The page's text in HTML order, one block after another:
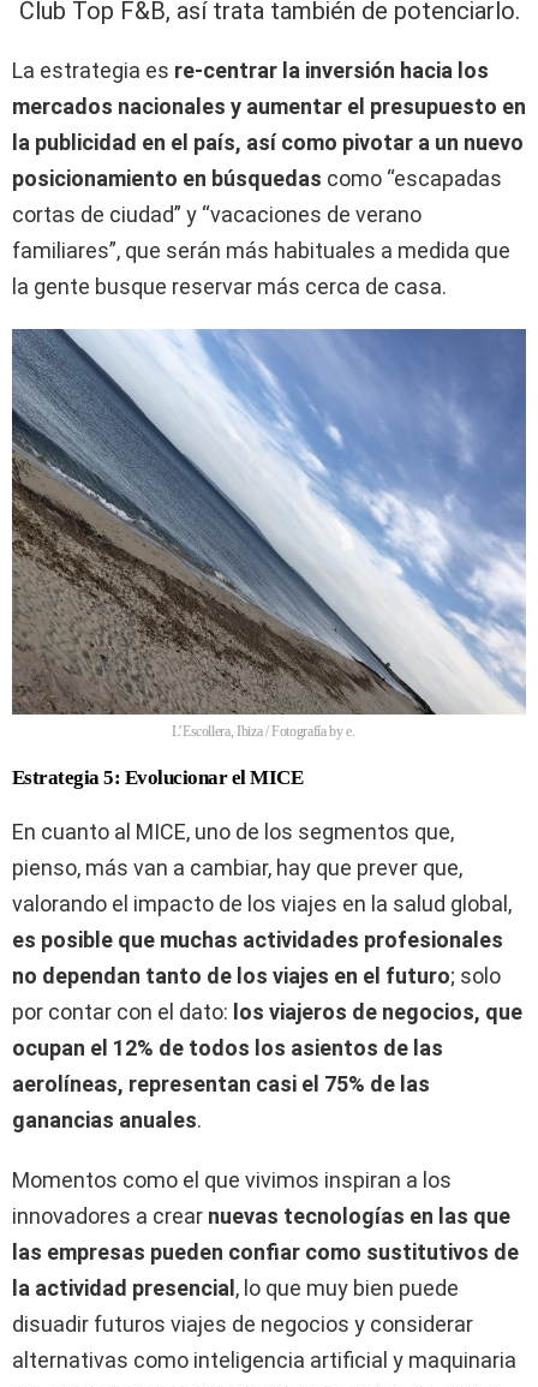
Club Top F&B, así trata también de potenciarlo.
La estrategia es re-centrar la inversión hacia los
mercados nacionales y aumentar el presupuesto en
la publicidad en el país, así como pivotar a un nuevo
posicionamiento en búsquedas como “escapadas
cortas de ciudad” y “vacaciones de verano
familiares”, que serán más habituales a medida que
la gente busque reservar más cerca de casa.
L’Escollera, Ibiza / Fotografía by e.
Estrategia 5: Evolucionar el MICE
En cuanto al MICE, uno de los segmentos que,
pienso, más van a cambiar, hay que prever que,
valorando el impacto de los viajes en la salud global,
es posible que muchas actividades profesionales
no dependan tanto de los viajes en el futuro; solo
por contar con el dato: los viajeros de negocios, que
ocupan el 12% de todos los asientos de las
aerolíneas, representan casi el 75% de las
ganancias anuales.
Momentos como el que vivimos inspiran a los
innovadores a crear nuevas tecnologías en las que
las empresas pueden confiar como sustitutivos de
la actividad presencial , lo que muy bien puede
disuadir futuros viajes de negocios y considerar
alternativas como inteligencia artificial y maquinaria